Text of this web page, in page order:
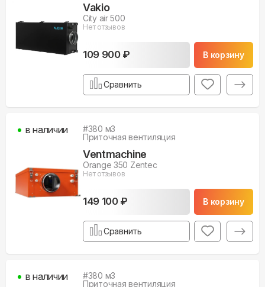
Vakio
City air 500
Нет отзывов
109 900 ₽ В корзину
Сравнить
#380 м3
Приточная вентиляция
Ventmachine
Orange 350 Zentec
Нет отзывов
149 100 ₽ В корзину
в наличии
Сравнить
#380 м3
Приточная вентиляция
в наличии